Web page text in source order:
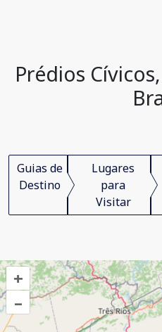
Prédios
Guias de
Destino
Lugares
para
Visitar
+
–